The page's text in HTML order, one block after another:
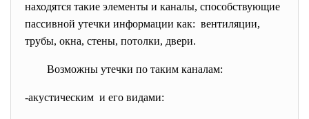
находятся такие элементы и каналы, способствующие
пассивной утечки информации как: вентиляции,
трубы, окна, стены, потолки, двери.
Возможны утечки по таким каналам:
-акустическим и его видами: